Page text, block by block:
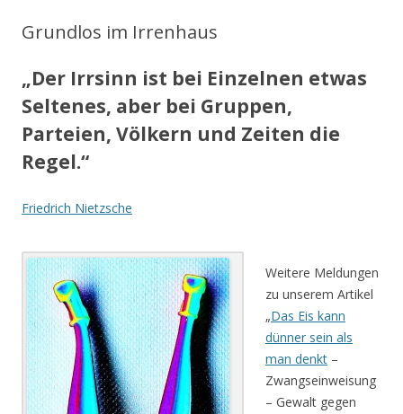
Grundlos im Irrenhaus
„Der Irrsinn ist bei Einzelnen etwas
Seltenes, aber bei Gruppen,
Parteien, Völkern und Zeiten die
Regel.“
Friedrich Nietzsche
Weitere Meldungen
zu unserem Artikel
„Das Eis kann
dünner sein als
man denkt –
Zwangseinweisung
– Gewalt gegen